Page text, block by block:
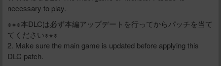
necessary to play.
※※※本DLCは必ず本編アップデートを行ってからパッチを当て
てください※※※
2. Make sure the main game is updated before applying this
DLC patch.